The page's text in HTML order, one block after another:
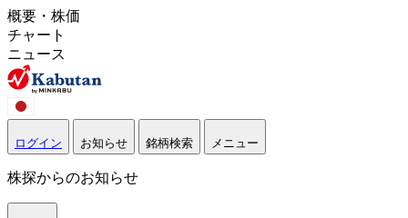
概要・株価
チャート
ニュース
ログイン お知らせ 銘柄検索 メニュー
株探からのお知らせ